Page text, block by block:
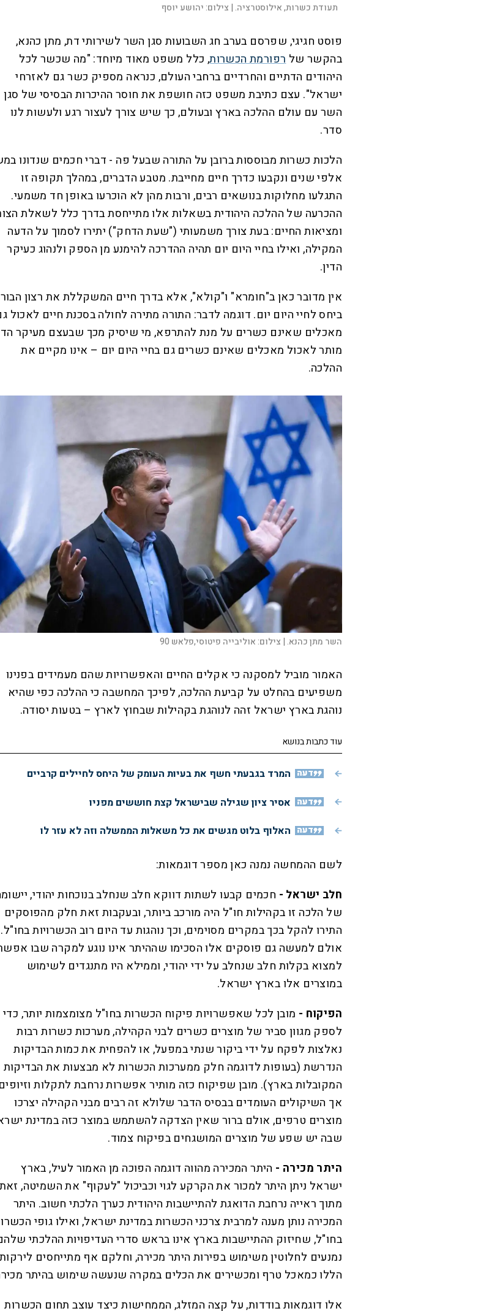
תעודת כשרות, אילוסטרציה. | צילום:יהושע יוסף
פוסט חגיגי, שפרסם בערב חג השבועות סגן השר לשירותי דת, מתן כהנא,
בהקשר שלרפורמת הכשרות, כלל משפט מאוד מיוחד: "מה שכשר לכל
היהודים הדתיים והחרדיים ברחבי העולם, כנראה מספיק כשר גם לאזרחי
ישראל". עצם כתיבת משפט כזה חושפת את חוסר ההיכרות הבסיסי של סגן
השר עם עולם ההלכה בארץ ובעולם, כך שיש צורך לעצור רגע ולעשות לנו
סדר.
הלכות כשרות מבוססות ברובן על התורה שבעל פה - דברי חכמים שנדונו
אלפי שנים ונקבעו כדרך חיים מחייבת. מטבע הדברים, במהלך תקופה זו
התגלעו מחלוקות בנושאים רבים, ורבות מהן לא הוכרעו באופן חד משמעי.
ההכרעה של ההלכה היהודית בשאלות אלו מתייחסת בדרך כלל לשאלת
ומציאות החיים: בעת צורך משמעותי ("שעת הדחק") יתירו לסמוך על הדעה
המקילה, ואילו בחיי היום יום תהיה ההדרכה להימנע מן הספק ולנהוג כעיקר
הדין.
אין מדובר כאן ב"חומרא" ו"קולא", אלא בדרך חיים המשקללת את רצון
ביחס לחיי היום יום. דוגמה לדבר: התורה מתירה לחולה בסכנת חיים לאכול
מאכלים שאינם כשרים על מנת להתרפא, מי שיסיק מכך שבעצם מעיקר
מותר לאכול מאכלים שאינם כשרים גם בחיי היום יום – אינו מקיים את
ההלכה.
השר מתן כהנא. | צילום:אוליבייה פיטוסי,פלאש 90
האמור מוביל למסקנה כי אקלים החיים והאפשרויות שהם מעמידים בפנינו
משפיעים בהחלט על קביעת ההלכה, לפיכך המחשבה כי ההלכה כפי שהיא
נוהגת בארץ ישראל זהה לנוהגת בקהילות שבחוץ לארץ – בטעות יסודה.
עוד כתבות בנושא
דעה המרד בגבעתי חשף את בעיות העומק של היחס לחיילים קרביים
דעה אסיר ציון שגילה שבישראל קצת חוששים מפניו
דעה האלוף בלוט מגשים את כל משאלות הממשלה וזה לא עזר לו
לשם ההמחשה נמנה כאן מספר דוגמאות:
חלב ישראל - חכמים קבעו לשתות דווקא חלב שנחלב בנוכחות יהודי,
של הלכה זו בקהילות חו"ל היה מורכב ביותר, ובעקבות זאת חלק מהפוסקים
התירו להקל בכך במקרים מסוימים, וכך נוהגות עד היום רוב הכשרויות בחו"ל.
אולם למעשה גם פוסקים אלו הסכימו שההיתר אינו נוגע למקרה שבו
למצוא בקלות חלב שנחלב על ידי יהודי, וממילא היו מתנגדים לשימוש
במוצרים אלו בארץ ישראל.
הפיקוח - מובן לכל שאפשרויות פיקוח הכשרות בחו"ל מצומצמות יותר, כדי
לספק מגוון סביר של מוצרים כשרים לבני הקהילה, מערכות כשרות רבות
נאלצות לפקח על ידי ביקור שנתי במפעל, או להפחית את כמות הבדיקות
הנדרשת (בעופות לדוגמה חלק ממערכות הכשרות לא מבצעות את הבדיקות
המקובלות בארץ). מובן שפיקוח כזה מותיר אפשרות נרחבת לתקלות
אך השיקולים העומדים בבסיס הדבר שלולא זה רבים מבני הקהילה יצרכו
מוצרים טרפים, אולם ברור שאין הצדקה להשתמש במוצר כזה במדינת
שבה יש שפע של מוצרים המושגחים בפיקוח צמוד.
היתר מכירה - היתר המכירה מהווה דוגמה הפוכה מן האמור לעיל, בארץ
ישראל ניתן היתר למכור את הקרקע לגוי וכביכול "לעקוף" את השמיטה, זאת
מתוך ראייה נרחבת הדואגת להתיישבות היהודית כערך הלכתי חשוב. היתר
המכירה נותן מענה למרבית צרכני הכשרות במדינת ישראל, ואילו גופי
בחו"ל, שחיזוק ההתיישבות בארץ אינו בראש סדרי העדיפויות ההלכתי
נמנעים לחלוטין משימוש בפירות היתר מכירה, וחלקם אף מתייחסים לירקות
הללו כמאכל טרף ומכשירים את הכלים במקרה שנעשה שימוש בהיתר
אלו דוגמאות בודדות, על קצה המזלג, הממחישות כיצד עוצב תחום הכשרות